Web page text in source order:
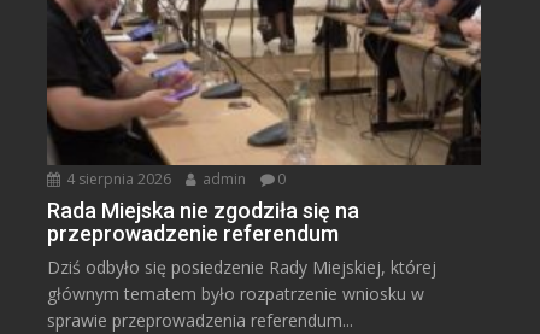
4 sierpnia 2026 admin 0
Rada Miejska nie zgodziła się na
przeprowadzenie referendum
Dziś odbyło się posiedzenie Rady Miejskiej, której
głównym tematem było rozpatrzenie wniosku w
sprawie przeprowadzenia referendum...